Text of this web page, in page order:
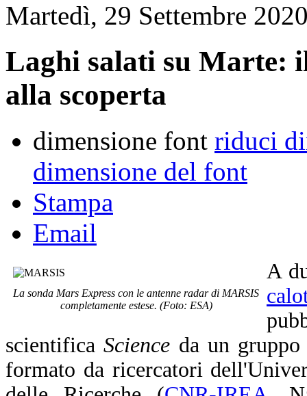
Martedì, 29 Settembre
Laghi salati su Marte:
alla scoperta
dimensione font riduci
dimensione del font
Stampa
Email
La sonda Mars Express con le antenne radar di MARSIS
completamente estese. (Foto: ESA)
A
scientificaScience da un
formato da ricercatori